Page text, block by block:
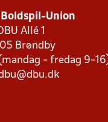
Boldspil-Union
Allé 1
Brøndby
- fredag 9-